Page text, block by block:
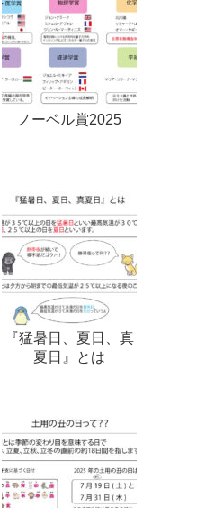
ノーベル賞2025
『猛暑日、夏日、真
夏日』とは